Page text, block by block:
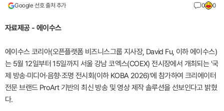
Google 선호 출처 추가 0 0
자료제공 - 에이수스
에이수스 코리아(오픈플랫폼 비즈니스그룹 지사장, David Fu, 이하 에이수스)
는 5월 12일부터 15일까지 서울 강남 코엑스(COEX) 전시장에서 개최되는 '국
제 방송·미디어·음향·조명 전시회(이하 KOBA 2026)'에 참가하여 크리에이터
전문 브랜드 ProArt 기반의 최신 방송 및 영상 제작 솔루션을 선보인다고 밝혔
다.